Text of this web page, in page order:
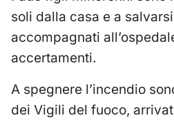
soli dalla casa e a
accompagnati
accertamenti.
A spegnere l’incendio
dei Vigili del fuoco,